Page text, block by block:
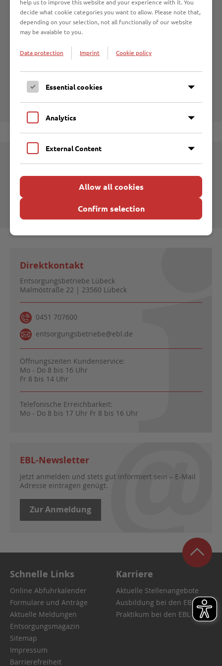
31.3.2025).In diesem Zusammenhang wird darauf
hingewiesen, dass diese jährliche Zählerablesung von Ihnen
selbst vorgenommen werden muss und nicht durch die
Online-Antrag Erstattung von
Schmutzwassergebühren
Weitere Information
Satzung Entwässerung
Direktkontakt
Entsorgungsbetriebe Lübeck
Malmöstraße 22 | 23560 Lübeck
0451 707600
entsorgungsbetriebe@ebl.de
Öffnungszeiten Kundenservice:
Mo - Do 8 bis 16 Uhr
Fr 8 bis 14 Uhr
Telefonische Erreichbarkeit:
Mo - Do 8 bis 17 Uhr Fr 8 bis 16 Uhr
EBL-Newsletter
Jetzt anmelden und stets gut informiert sein – E-Mail
Adresse eintragen genügt.
Zur Anmeldung
Schnelle Links
Online Abfuhrkalender
Formulare und Anträge
Aktuelle Meldungen
Entsorgungsmagazin
Sitemap
Impressum
Barrierefreiheit
Karriere
Aktuelle Stellenangebote
Ausbildung bei den EBL
Praktikum bei den EBL
help us to improve this website and your experience with it. You
decide what cookie categories you want to allow. Please note that,
depending on your selection, not all functionaliy of our website
may be avaiable to you.
Data protection Imprint Cookie policy
Essential cookies
Analytics
External Content
Allow all cookies
Confirm selection